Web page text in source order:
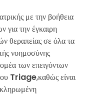
με την βοήθεια
για την έγκαιρη
θεραπείας σε όλα τα
νοημοσύνης
των επειγόντων
Triage,καθώς είναι